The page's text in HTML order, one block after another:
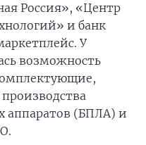
Россия», «Центр
и банк
У
возможность
аппаратов (БПЛА) и